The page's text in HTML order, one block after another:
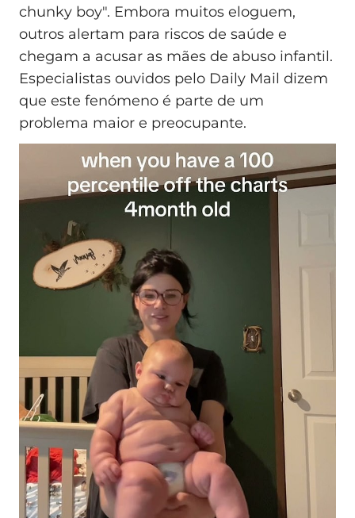
chunky boy". Embora muitos eloguem,
outros alertam para riscos de saúde e
chegam a acusar as mães de abuso infantil.
Especialistas ouvidos pelo Daily Mail dizem
que este fenómeno é parte de um
problema maior e preocupante.